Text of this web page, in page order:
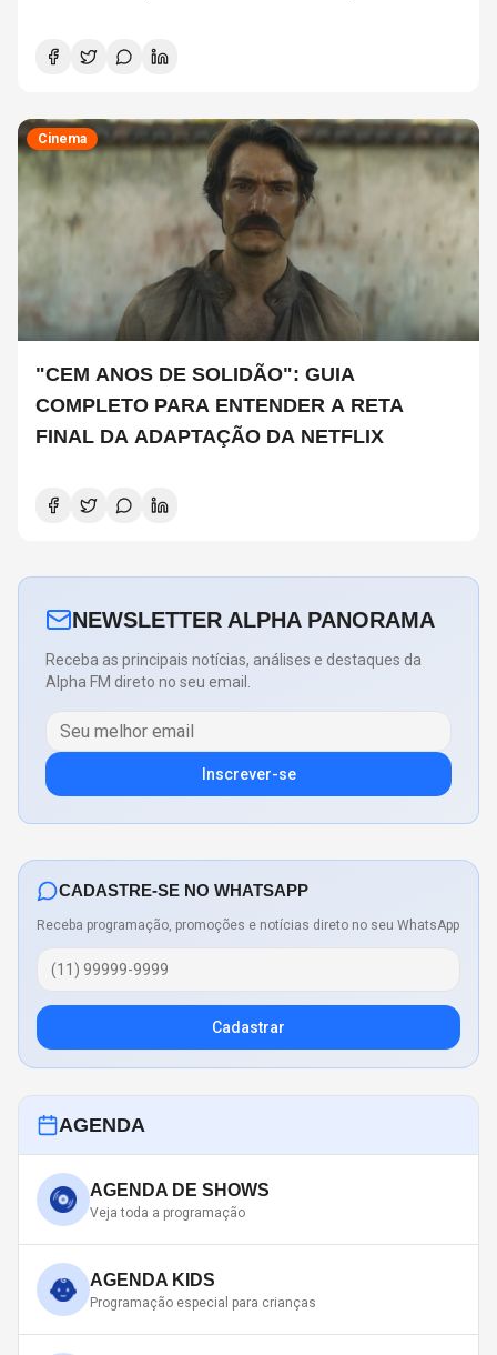
Cinema
"CEM ANOS DE SOLIDÃO": GUIA
COMPLETO PARA ENTENDER A RETA
FINAL DA ADAPTAÇÃO DA NETFLIX
NEWSLETTER ALPHA PANORAMA
Receba as principais notícias, análises e destaques da
Alpha FM direto no seu email.
Inscrever-se
CADASTRE-SE NO WHATSAPP
Receba programação, promoções e notícias direto no seu WhatsApp
Cadastrar
AGENDA
AGENDA DE SHOWS
Veja toda a programação
AGENDA KIDS
Programação especial para crianças